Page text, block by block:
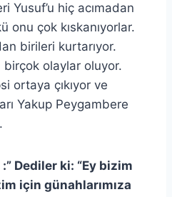
Yusuf’u hiç acımadan
onu çok kıskanıyorlar.
birileri kurtarıyor.
birçok olaylar oluyor.
ortaya çıkıyor ve
Yakup Peygambere
Dediler ki: “Ey bizim
için günahlarımıza